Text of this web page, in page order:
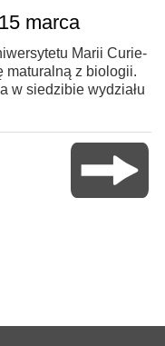
marca
Marii Curie-
maturalną z biologii.
w siedzibie wydziału